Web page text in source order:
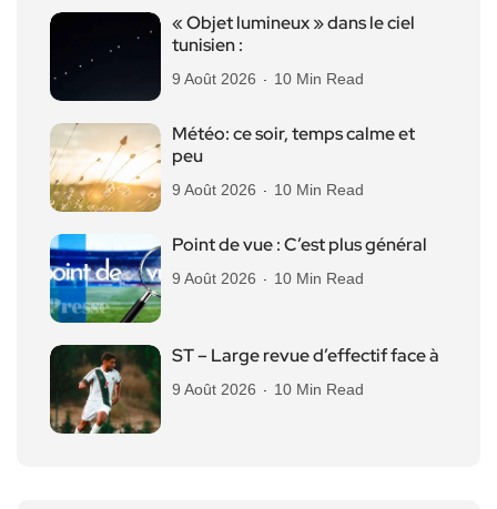
« Objet lumineux » dans le ciel
tunisien :
9 Août 2026 10 Min Read
Météo: ce soir, temps calme et
peu
9 Août 2026 10 Min Read
Point de vue : C’est plus général
9 Août 2026 10 Min Read
ST – Large revue d’effectif face à
9 Août 2026 10 Min Read